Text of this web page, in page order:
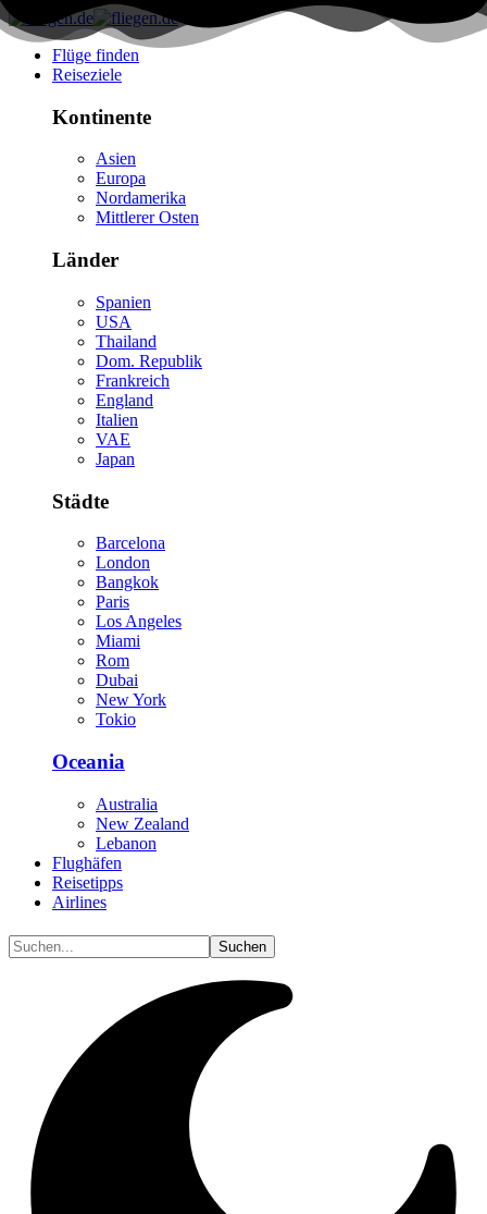
Flüge finden
Reiseziele
Kontinente
Asien
Europa
Nordamerika
Mittlerer Osten
Länder
Spanien
USA
Thailand
Dom. Republik
Frankreich
England
Italien
VAE
Japan
Städte
Barcelona
London
Bangkok
Paris
Los Angeles
Miami
Rom
Dubai
New York
Tokio
Oceania
Australia
New Zealand
Lebanon
Flughäfen
Reisetipps
Airlines